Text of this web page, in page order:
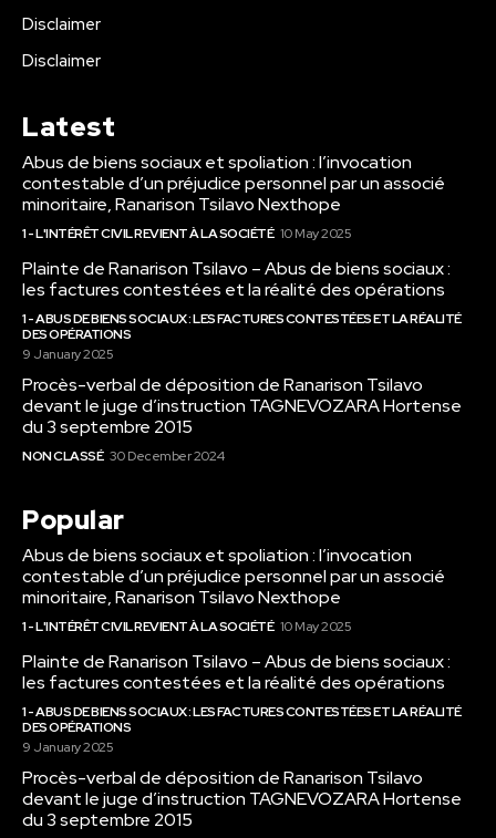
Disclaimer
Disclaimer
Latest
Abus de biens sociaux et spoliation : l’invocation
contestable d’un préjudice personnel par un associé
minoritaire, Ranarison Tsilavo Nexthope
1 - L'INTÉRÊT CIVIL REVIENT À LA SOCIÉTÉ 10 May 2025
Plainte de Ranarison Tsilavo – Abus de biens sociaux :
les factures contestées et la réalité des opérations
1 - ABUS DE BIENS SOCIAUX : LES FACTURES CONTESTÉES ET LA RÉALITÉ
DES OPÉRATIONS
9 January 2025
Procès-verbal de déposition de Ranarison Tsilavo
devant le juge d’instruction TAGNEVOZARA Hortense
du 3 septembre 2015
NON CLASSÉ 30 December 2024
Popular
Abus de biens sociaux et spoliation : l’invocation
contestable d’un préjudice personnel par un associé
minoritaire, Ranarison Tsilavo Nexthope
1 - L'INTÉRÊT CIVIL REVIENT À LA SOCIÉTÉ 10 May 2025
Plainte de Ranarison Tsilavo – Abus de biens sociaux :
les factures contestées et la réalité des opérations
1 - ABUS DE BIENS SOCIAUX : LES FACTURES CONTESTÉES ET LA RÉALITÉ
DES OPÉRATIONS
9 January 2025
Procès-verbal de déposition de Ranarison Tsilavo
devant le juge d’instruction TAGNEVOZARA Hortense
du 3 septembre 2015